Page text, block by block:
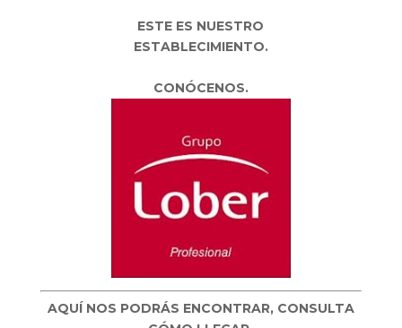
ESTE ES NUESTRO
ESTABLECIMIENTO.
CONÓCENOS.
AQUÍ NOS PODRÁS ENCONTRAR, CONSULTA